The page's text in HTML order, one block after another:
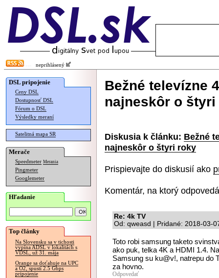
neprihlásený
DSL pripojenie
Ceny DSL
Dostupnosť DSL
Fórum o DSL
Výsledky meraní
Satelitná mapa SR
Merače
Speedmeter Merania
Pingmeter
Googlemeter
Hľadanie
Top články
Na Slovensku sa v tichosti
vypína ADSL v lokalitách s
VDSL, už 31. mája
Orange sa doťahuje na UPC
a O2, spustí 2.5 Gbps
pripojenie
Bežné televízne
najneskôr o
Diskusia k článku: Bežné
najneskôr o štyri roky
Prispievajte do diskusií ako
Komentár, na ktorý
Re: 4k TV
Od: qweasd | Pridané: 2018-03-
Toto robi samsung taketo
ako puk, telka 4K a HDMI 1.4.
Samsung su ku@v!, natrepu do
za hovno.
Odpovedať